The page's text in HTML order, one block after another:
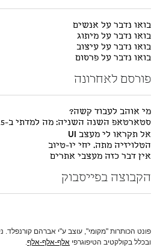
בואו נדבר על אנשים
בואו נדבר על מיתוג
בואו נדבר על עיצוב
בואו נדבר על פרסום
פורסם לאחרונה
מי אוהב לעבוד קשה?
סטארטאפ השנה השניה: מה למדתי ב-2015
אל תקראו לי מעצב UI
הטלויזיה מתה. יחי יו-טיוב
אין דבר כזה מעצבי אתרים
הקבוצה בפייסבוק
פונט הכותרות "מקומי", עוצב ע"י אברהם קורנפלד.
ובכלל בקולקטיב הטיפוגרפי אלף-אלף-אלף